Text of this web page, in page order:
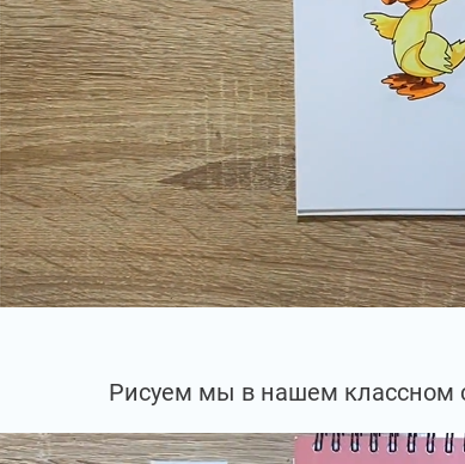
Рисуем мы в нашем классном